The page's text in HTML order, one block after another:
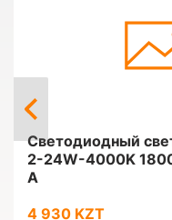
Светодиодный
2-24W-4000K
A
4 930 KZT